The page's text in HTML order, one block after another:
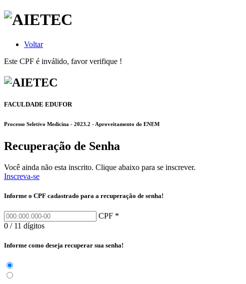
Voltar
Este CPF é inválido, favor verifique !
FACULDADE EDUFOR
Processo Seletivo Medicina - 2023.2 - Aproveitamento do ENEM
Recuperação de Senha
Você ainda não esta inscrito. Clique abaixo para se inscrever.
Inscreva-se
Informe o CPF cadastrado para a recuperação de senha!
CPF *
0 / 11 dígitos
Informe como deseja recuperar sua senha!